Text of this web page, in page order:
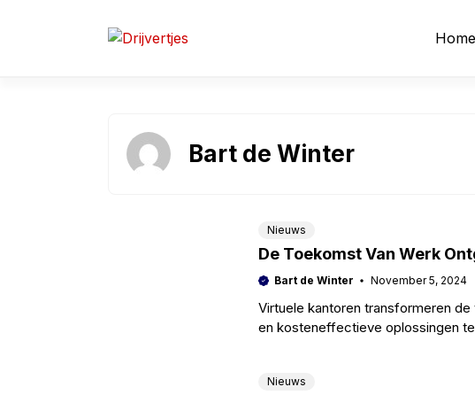
Home
Bart de Winter
Nieuws
De Toekomst Van Werk
Bart de Winter November 5, 2024
Virtuele kantoren transformeren
en kosteneffectieve oplossingen
Nieuws